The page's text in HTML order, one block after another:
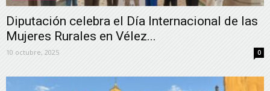
Diputación celebra el Día Internacional de las
Mujeres Rurales en Vélez...
10 octubre, 2025 0